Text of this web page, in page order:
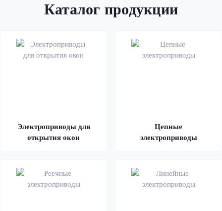
Каталог продукции
Электроприводы для
открытия окон
Цепные
электроприводы